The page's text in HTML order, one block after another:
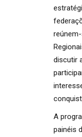
discutir
A
painéis